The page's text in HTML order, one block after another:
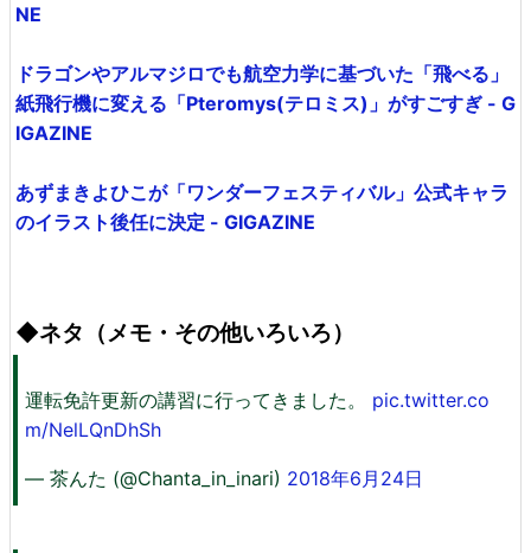
NE
ドラゴンやアルマジロでも航空力学に基づいた「飛べる」
紙飛行機に変える「Pteromys(テロミス)」がすごすぎ - G
IGAZINE
あずまきよひこが「ワンダーフェスティバル」公式キャラ
のイラスト後任に決定 - GIGAZINE
◆ネタ（メモ・その他いろいろ）
運転免許更新の講習に行ってきました。 pic.twitter.co
m/NelLQnDhSh
— 茶んた (@Chanta_in_inari) 2018年6月24日